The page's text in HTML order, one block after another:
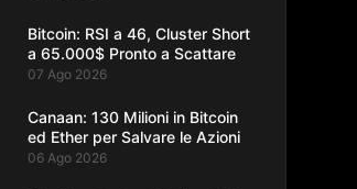
Bitcoin: RSI a 46, Cluster Short
a 65.000$ Pronto a Scattare
07 Ago 2026
Canaan: 130 Milioni in Bitcoin
ed Ether per Salvare le Azioni
06 Ago 2026